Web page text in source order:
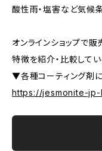
酸性雨・塩害など気候
オンラインショップで
特徴を紹介・比較してい
▼各種コーティング剤
https://jesmonite-